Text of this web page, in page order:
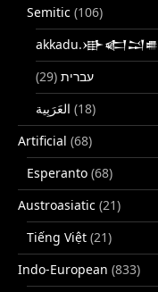
Semitic (106)
akkadu.𒀝𒅗𒁺𒌑
עברית (29)
(18)
Artificial (68)
Esperanto (68)
Austroasiatic (21)
Tiếng Việt (21)
Indo-European (833)